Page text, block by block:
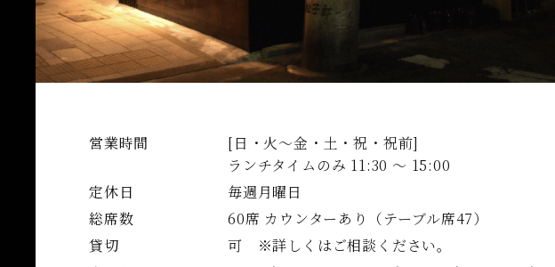
営業時間
[日・火〜金・土・祝・祝前]
ランチタイムのみ 11:30 〜 15:00
定休日
毎週月曜日
総席数
60席 カウンターあり（テーブル席47）
貸切
可 ※詳しくはご相談ください。